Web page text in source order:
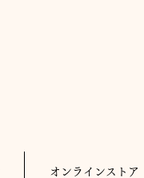
オンラインストア